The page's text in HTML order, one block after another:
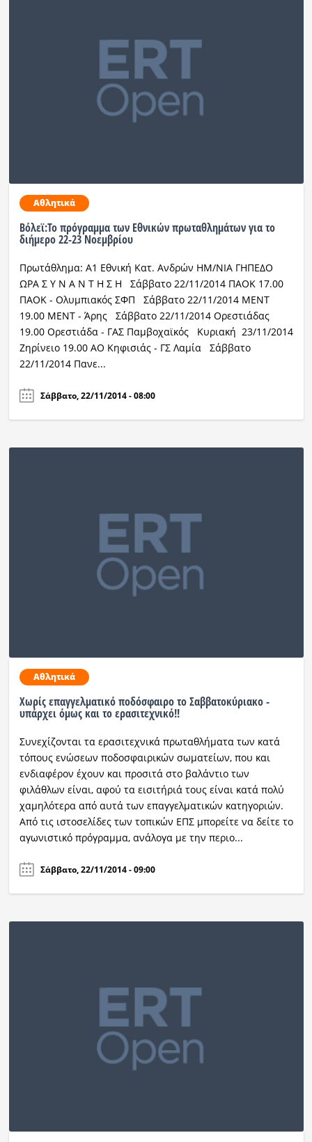
Αθλητικά
Bόλεϊ:Το πρόγραμμα των Εθνικών πρωταθλημάτων για το
διήμερο 22-23 Νοεμβρίου
Πρωτάθλημα: Α1 Εθνική Κατ. Ανδρών ΗΜ/ΝΙΑ ΓΗΠΕΔΟ
ΩΡΑ Σ Υ Ν Α Ν Τ Η Σ Η Σάββατο 22/11/2014 ΠΑΟΚ 17.00
ΠΑΟΚ - Ολυμπιακός ΣΦΠ Σάββατο 22/11/2014 ΜΕΝΤ
19.00 ΜΕΝΤ - Άρης Σάββατο 22/11/2014 Ορεστιάδας
19.00 Ορεστιάδα - ΓΑΣ Παμβοχαϊκός Κυριακή 23/11/2014
Ζηρίνειο 19.00 ΑΟ Κηφισιάς - ΓΣ Λαμία Σάββατο
22/11/2014 Πανε...
Σάββατο, 22/11/2014 - 08:00
Αθλητικά
Χωρίς επαγγελματικό ποδόσφαιρο το Σαββατοκύριακο -
υπάρχει όμως και το ερασιτεχνικό!!
Συνεχίζονται τα ερασιτεχνικά πρωταθλήματα των κατά
τόπους ενώσεων ποδοσφαιρικών σωματείων, που και
ενδιαφέρον έχουν και προσιτά στο βαλάντιο των
φιλάθλων είναι, αφού τα εισιτήριά τους είναι κατά πολύ
χαμηλότερα από αυτά των επαγγελματικών κατηγοριών.
Από τις ιστοσελίδες των τοπικών ΕΠΣ μπορείτε να δείτε το
αγωνιστικό πρόγραμμα, ανάλογα με την περιο...
Σάββατο, 22/11/2014 - 09:00